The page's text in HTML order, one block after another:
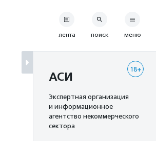
лента поиск меню
18+
АСИ
Экспертная организация
и информационное
агентство некоммерческого
сектора